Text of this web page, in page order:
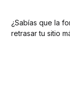
¿Sabías que la
retrasar tu sitio